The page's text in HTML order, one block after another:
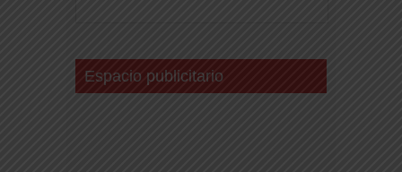
Espacio publicitario